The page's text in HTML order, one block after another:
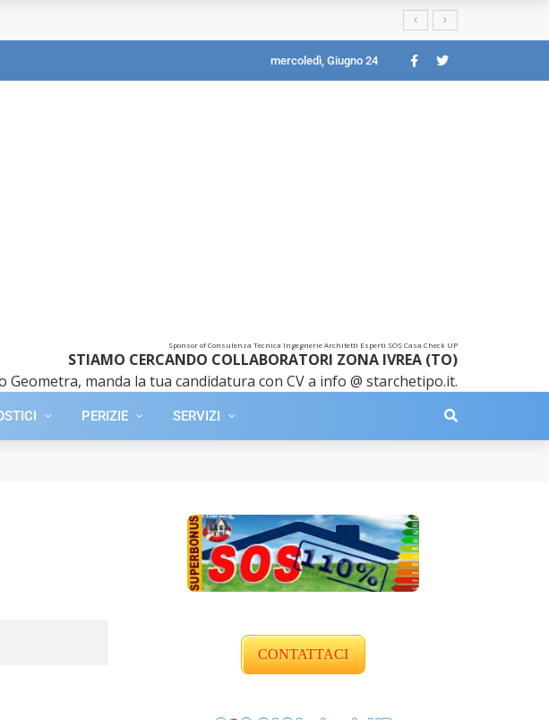
mercoledì, Giugno 24
Sponsor of Consulenza Tecnica Ingegnerie Architetti Esperti SOS Casa Check UP
STIAMO CERCANDO COLLABORATORI ZONA IVREA (TO)
manda la tua candidatura con CV a info @ starchetipo.it.
PERIZIE SERVIZI
CONTATTACI